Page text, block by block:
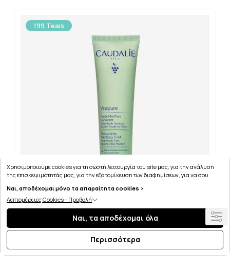
199 Teals
CAUDALIE VINOPURE MOISTURIZING MATTIFYING
FLUID 60 ML
TOP SELLER
Χρησιμοποιούμε cookies για τη σωστή λειτουργία του site μας, για την ανάλυση
της επισκεψιμότητάς μας, για την εξατομίκευση των διαφημίσεων, για να σου
μας εύκολα! Μπορείς να δεις τη πολιτική μας για τα cookies
Ναι, αποδέχομαι μόνο τα απαραίτητα cookies >
Λεπτομέρειες Cookies - Προβολή
Ναι, τα αποδέχομαι όλα
Περισσότερα